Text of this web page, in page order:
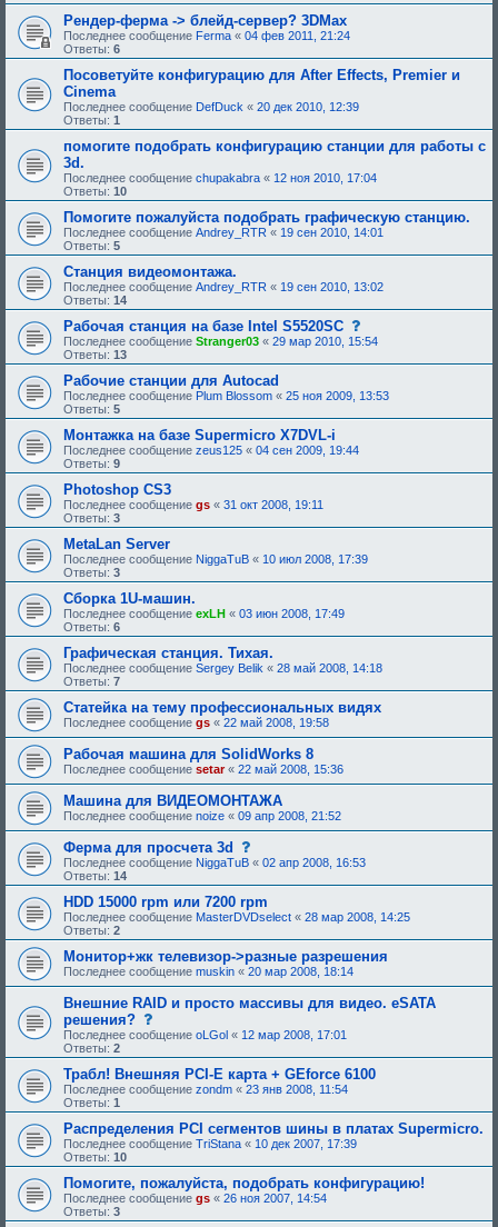
н
и
н
е
е
о
р
н
и
:
Рендер-ферма -> блейд-сервер? 3DMax
Последнее сообщение Ferma « 04 фев 2011, 21:24
Ответы: 6
Посоветуйте конфигурацию для After Effects, Premier и
Cinema
Последнее сообщение DefDuck « 20 дек 2010, 12:39
Ответы: 1
помогите подобрать конфигурацию станции для работы с
3d.
Последнее сообщение chupakabra « 12 ноя 2010, 17:04
Ответы: 10
Помогите пожалуйста подобрать графическую станцию.
Последнее сообщение Andrey_RTR « 19 сен 2010, 14:01
Ответы: 5
Станция видеомонтажа.
Последнее сообщение Andrey_RTR « 19 сен 2010, 13:02
Ответы: 14
Рабочая станция на базе Intel S5520SC
о
о
б
е
н
и
р
е
и
Последнее сообщение Stranger03 « 29 мар 2010, 15:54
Ответы: 13
Рабочие станции для Autocad
Последнее сообщение Plum Blossom « 25 ноя 2009, 13:53
Ответы: 5
Монтажка на базе Supermicro X7DVL-i
Последнее сообщение zeus125 « 04 сен 2009, 19:44
Ответы: 9
Photoshop CS3
Последнее сообщение gs « 31 окт 2008, 19:11
Ответы: 3
MetaLan Server
Последнее сообщение NiggaTuB « 10 июл 2008, 17:39
Ответы: 3
Сборка 1U-машин.
Последнее сообщение exLH « 03 июн 2008, 17:49
Ответы: 6
Графическая станция. Тихая.
Последнее сообщение Sergey Belik « 28 май 2008, 14:18
Ответы: 7
Статейка на тему профессиональных видях
Последнее сообщение gs « 22 май 2008, 19:58
Рабочая машина для SolidWorks 8
Последнее сообщение setar« 22 май 2008, 15:36
Машина для ВИДЕОМОНТАЖА
Последнее сообщение noize « 09 апр 2008, 21:52
Ферма для просчета 3d
о
б
щ
е
н
и
е
,
т
р
е
у
щ
е
е
о
д
о
б
р
е
н
и
я
:
Последнее сообщение NiggaTuB « 02 апр 2008, 16:53
Ответы: 14
HDD 15000 rpm или 7200 rpm
Последнее сообщение MasterDVDselect « 28 мар 2008, 14:25
Ответы: 2
Монитор+жк телевизор->разные разрешения
Последнее сообщение muskin « 20 мар 2008, 18:14
Внешние RAID и просто массивы для видео. eSATA
решения?
о
о
б
щ
е
н
и
е
,
т
р
б
у
Последнее сообщение oLGol « 12 мар 2008, 17:01
Ответы: 2
Трабл! Внешняя PCI-E карта + GEforce 6100
Последнее сообщение zondm « 23 янв 2008, 11:54
Ответы: 1
Распределения PCI сегментов шины в платах Supermicro.
Последнее сообщение TriStana « 10 дек 2007, 17:39
Ответы: 10
Помогите, пожалуйста, подобрать конфигурацию!
Последнее сообщение gs « 26 ноя 2007, 14:54
Ответы: 3